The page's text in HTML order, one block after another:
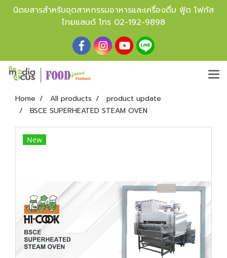
นิตยสารสำหรับอุตสาหกรรมอาหารและเครื่องดื่ม ฟู้ด โฟกัส
ไทยแลนด์ โทร 02-192-9898
Home All products
product update
BSCE SUPERHEATED STEAM OVEN
New